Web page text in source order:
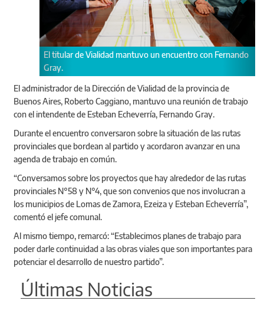
Vialidad mantuvo un encuentro con Fernando
Durante el encuentro
El administrador de la Dirección de Vialidad de la provincia de
Buenos Aires, Roberto Caggiano, mantuvo una reunión de trabajo
con el intendente de Esteban Echeverría, Fernando Gray.
Durante el encuentro conversaron sobre la situación de las rutas
provinciales que bordean al partido y acordaron avanzar en una
agenda de trabajo en común.
“Conversamos sobre los proyectos que hay alrededor de las rutas
provinciales N°58 y N°4, que son convenios que nos involucran a
los municipios de Lomas de Zamora, Ezeiza y Esteban Echeverría”,
comentó el jefe comunal.
Al mismo tiempo, remarcó: “Establecimos planes de trabajo para
poder darle continuidad a las obras viales que son importantes para
potenciar el desarrollo de nuestro partido”.
Últimas Noticias